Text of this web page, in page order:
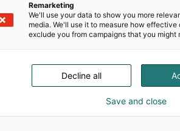
Täällä
Remarketing
We'll use your data to show you more
media. We'll use it to measure how effective
exclude you from campaigns that you might
Decline all
Save and close